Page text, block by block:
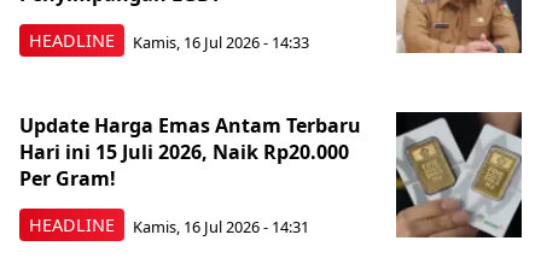
HEADLINE Kamis, 16 Jul 2026 - 14:33
HEADLINE
Update Harga Emas Antam Terbaru
Hari ini 15 Juli 2026, Naik Rp20.000
Per Gram!
Kamis, 16 Jul 2026 - 14:31